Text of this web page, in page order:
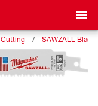
Cutting SAWZALL Blades